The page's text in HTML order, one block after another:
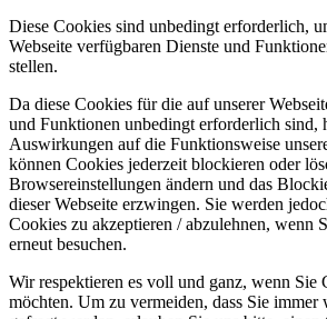
Diese Cookies sind unbedingt erforderlich,
Webseite verfügbaren Dienste und
stellen.
Da diese Cookies für die auf unserer
und Funktionen unbedingt erforderlich sind,
Auswirkungen auf die Funktionsweise
können Cookies jederzeit blockieren oder
Browsereinstellungen ändern und das
dieser Webseite erzwingen. Sie werden
Cookies zu akzeptieren / abzulehnen, wenn
erneut besuchen.
Wir respektieren es voll und ganz, wenn Sie
möchten. Um zu vermeiden, dass Sie immer